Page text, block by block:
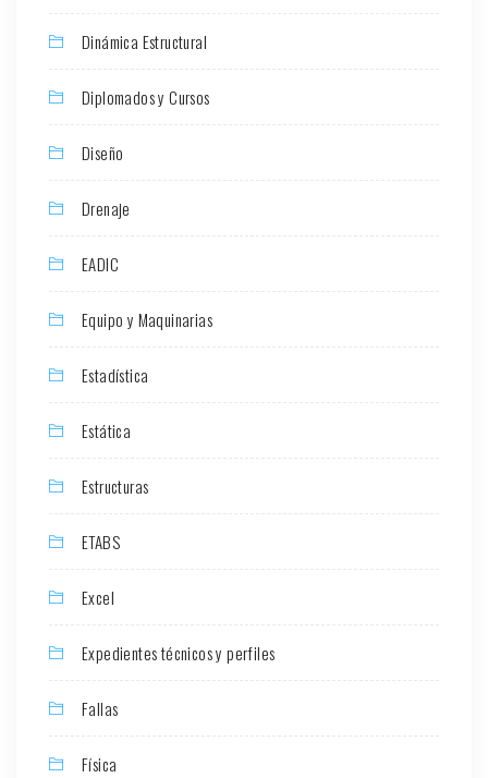
Dinámica Estructural
Diplomados y Cursos
Diseño
Drenaje
EADIC
Equipo y Maquinarias
Estadística
Estática
Estructuras
ETABS
Excel
Expedientes técnicos y perfiles
Fallas
Física